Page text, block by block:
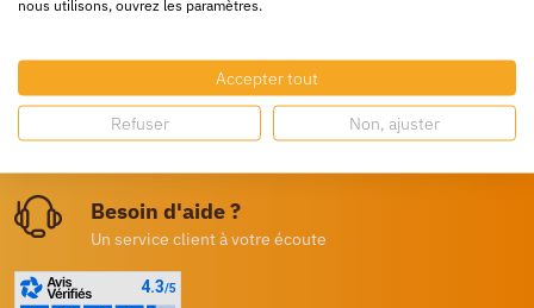
24/72h partout en europe
Livraison gratuite
Dès 250€ HT d’achat
Destockage
Besoin d'aide ?
Un service client à votre écoute
nous utilisons, ouvrez les paramètres.
Accepter tout
Refuser Non, ajuster